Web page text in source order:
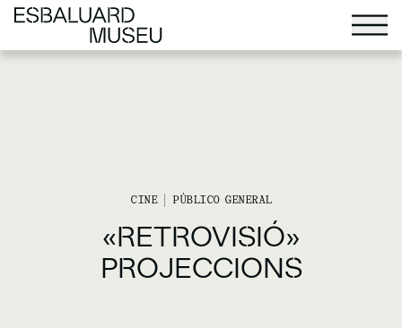
CINE PÚBLICO GENERAL
«RETROVISIÓ»
PROJECCIONS